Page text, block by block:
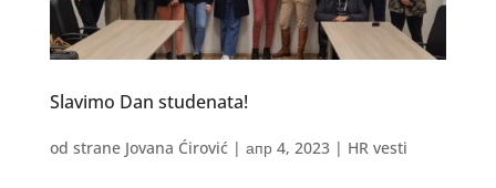
Slavimo Dan studenata!
od strane Jovana Ćirović| апр 4, 2023| HR vesti